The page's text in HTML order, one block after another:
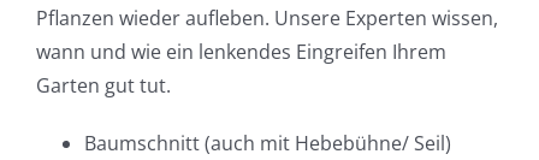
Pflanzen wieder aufleben. Unsere Experten wissen,
wann und wie ein lenkendes Eingreifen Ihrem
Garten gut tut.
Baumschnitt (auch mit Hebebühne/ Seil)